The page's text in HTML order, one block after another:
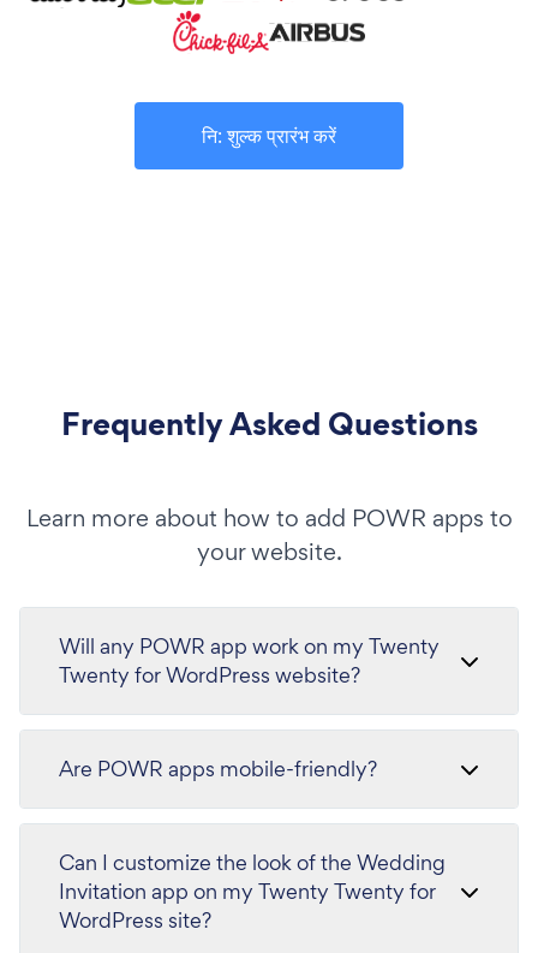
नि: शुल्क प्रारंभ करें
Frequently Asked Questions
Learn more about how to add POWR apps to
your website.
Will any POWR app work on my Twenty
Twenty for WordPress website?
Are POWR apps mobile-friendly?
Can I customize the look of the Wedding
Invitation app on my Twenty Twenty for
WordPress site?